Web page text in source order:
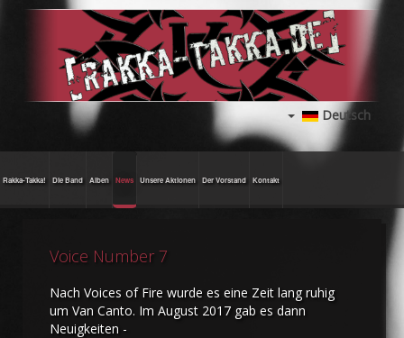
Deutsch
Rakka-Takka! Die Band Alben News Unsere Aktionen Der Vorstand Kontakt
Voice Number 7
Nach Voices of Fire wurde es eine Zeit lang ruhig
um Van Canto. Im August 2017 gab es dann
Neuigkeiten -